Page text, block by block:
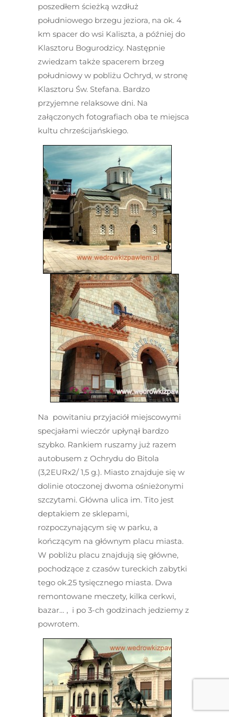
poszedłem ścieżką wzdłuż
południowego brzegu jeziora, na ok. 4
km spacer do wsi Kaliszta, a później do
Klasztoru Bogurodzicy. Następnie
zwiedzam także spacerem brzeg
południowy w pobliżu Ochryd, w stronę
Klasztoru Św. Stefana. Bardzo
przyjemne relaksowe dni. Na
załączonych fotografiach oba te miejsca
kultu chrześcijańskiego.
Na powitaniu przyjaciół miejscowymi
specjałami wieczór upłynął bardzo
szybko. Rankiem ruszamy już razem
autobusem z Ochrydu do Bitola
(3,2EURx2/ 1,5 g.). Miasto znajduje się w
dolinie otoczonej dwoma ośnieżonymi
szczytami. Główna ulica im. Tito jest
deptakiem ze sklepami,
rozpoczynającym się w parku, a
kończącym na głównym placu miasta.
W pobliżu placu znajdują się główne,
pochodzące z czasów tureckich zabytki
tego ok.25 tysięcznego miasta. Dwa
remontowane meczety, kilka cerkwi,
bazar… , i po 3-ch godzinach jedziemy z
powrotem.